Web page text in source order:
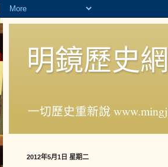
明鏡歷史網
一切歷史重新說
2012年5月1日 星期二